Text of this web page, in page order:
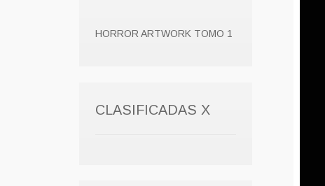
HORROR ARTWORK TOMO 1
CLASIFICADAS X